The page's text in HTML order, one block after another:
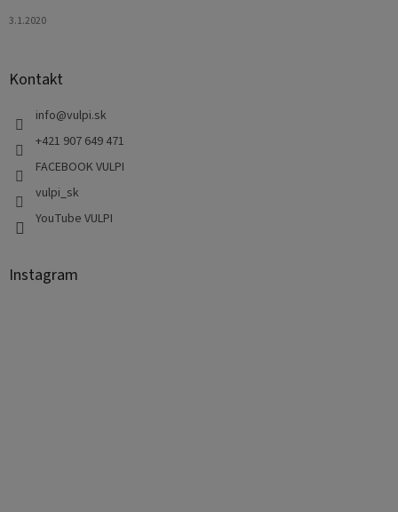
3.1.2020
Kontakt
info@vulpi.sk
+421 907 649 471
FACEBOOK VULPI
vulpi_sk
YouTube VULPI
Instagram